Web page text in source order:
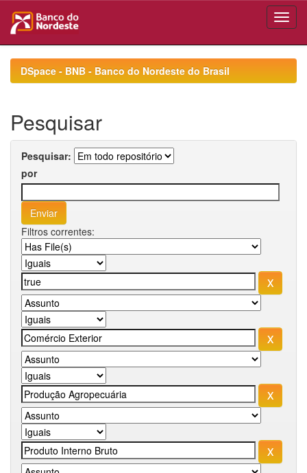
navigationDSpace - BNB - Banco do Nordeste do Brasil
Pesquisar
Pesquisar:
por
Filtros correntes: